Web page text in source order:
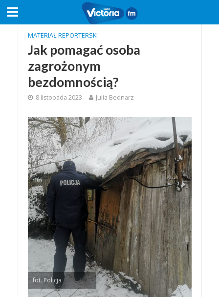
MATERIAŁ REPORTERSKI
Jak pomagać osoba
zagrożonym
bezdomnością?
8 listopada 2023 Julia Bednarz
fot. Policja